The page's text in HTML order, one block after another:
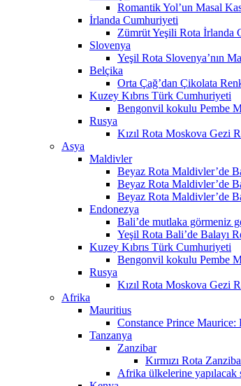
Romantik Yol’un Masal
İrlanda Cumhuriyeti
Zümrüt Yeşili Rota İrlanda
Slovenya
Yeşil Rota Slovenya’nın
Belçika
Orta Çağ’dan Çikolata
Kuzey Kıbrıs Türk Cumhuriyeti
Bengonvil kokulu Pembe
Rusya
Kızıl Rota Moskova Gezi
Asya
Maldivler
Beyaz Rota Maldivler’de
Beyaz Rota Maldivler’de
Beyaz Rota Maldivler’de
Endonezya
Bali’de mutlaka görmeniz
Yeşil Rota Bali’de Balayı
Kuzey Kıbrıs Türk Cumhuriyeti
Bengonvil kokulu Pembe
Rusya
Kızıl Rota Moskova Gezi
Afrika
Mauritius
Constance Prince
Tanzanya
Zanzibar
Kırmızı Rota
Afrika ülkelerine yapılacak